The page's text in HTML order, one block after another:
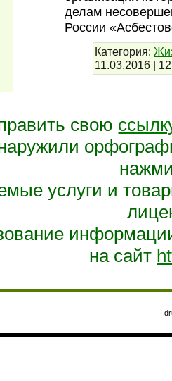
делам
России
Категория:
11.03.2016 |
свою
услуги и
на сайт